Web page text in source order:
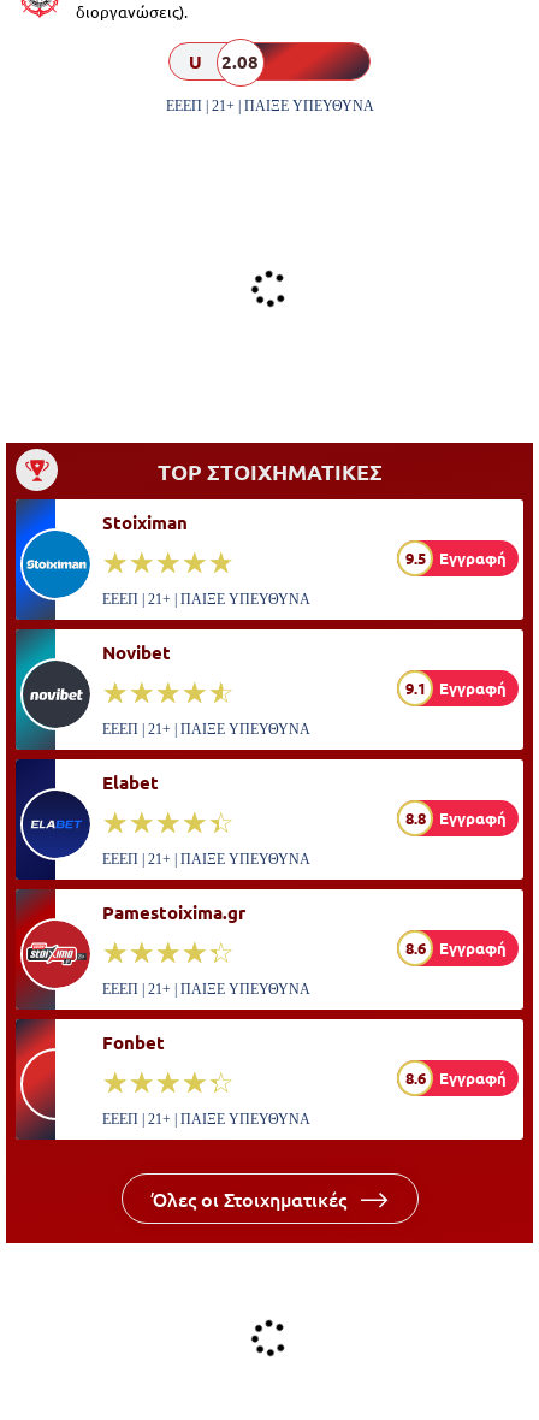
διοργανώσεις).
U 2.08
ΕΕΕΠ | 21+ | ΠΑΙΞΕ ΥΠΕΥΘΥΝΑ
TOP ΣΤΟΙΧΗΜΑΤΙΚΕΣ
Stoiximan
☆☆☆☆☆
★★★★★ 9.5 Εγγραφή
ΕΕΕΠ | 21+ | ΠΑΙΞΕ ΥΠΕΥΘΥΝΑ
Novibet
☆☆☆☆☆
★★★★★ 9.1 Εγγραφή
ΕΕΕΠ | 21+ | ΠΑΙΞΕ ΥΠΕΥΘΥΝΑ
Elabet
☆☆☆☆☆
★★★★★ 8.8 Εγγραφή
ΕΕΕΠ | 21+ | ΠΑΙΞΕ ΥΠΕΥΘΥΝΑ
Pamestoixima.gr
☆☆☆☆☆
★★★★★ 8.6 Εγγραφή
ΕΕΕΠ | 21+ | ΠΑΙΞΕ ΥΠΕΥΘΥΝΑ
Fonbet
☆☆☆☆☆
★★★★★ 8.6 Εγγραφή
ΕΕΕΠ | 21+ | ΠΑΙΞΕ ΥΠΕΥΘΥΝΑ
Όλες οι Στοιχηματικές